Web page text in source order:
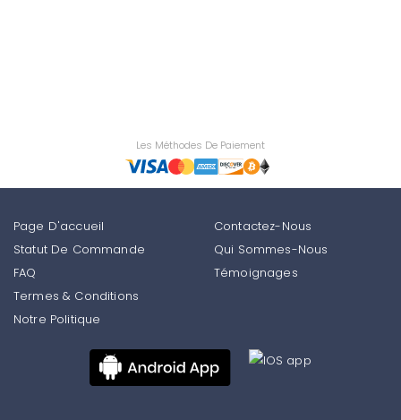
Les Méthodes De Paiement
Page D'accueil
Statut De Commande
FAQ
Contactez-Nous
Qui Sommes-Nous
Témoignages
Termes & Conditions
Notre Politique